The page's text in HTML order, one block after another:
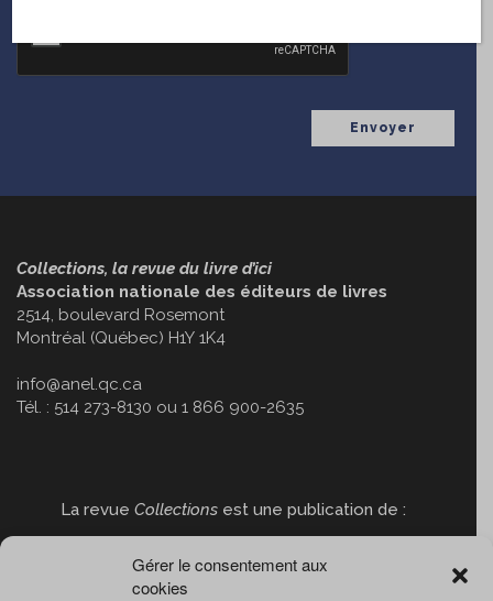
Gérer le consentement aux
cookies
Collections, la revue du livre d’ici
Association nationale des éditeurs de livres
2514, boulevard Rosemont
Montréal (Québec) H1Y 1K4
info@anel.qc.ca
Tél. : 514 273-8130 ou 1 866 900-2635
La revue Collections est une publication de :